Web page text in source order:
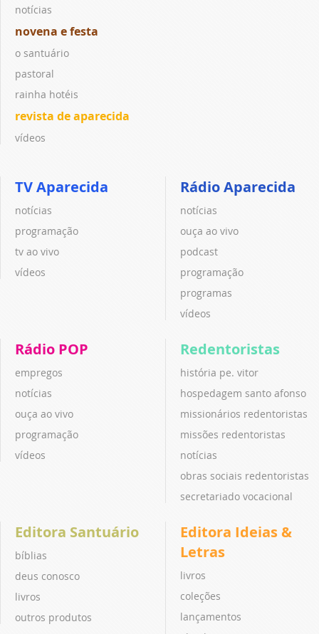
notícias
novena e festa
o santuário
pastoral
rainha hotéis
revista de aparecida
vídeos
TV Aparecida
notícias
programação
tv ao vivo
vídeos
Rádio Aparecida
notícias
ouça ao vivo
podcast
programação
programas
vídeos
Rádio POP
empregos
notícias
ouça ao vivo
programação
vídeos
Redentoristas
história pe. vitor
hospedagem santo afonso
missionários redentoristas
missões redentoristas
notícias
obras sociais redentoristas
secretariado vocacional
Editora Santuário
bíblias
deus conosco
livros
outros produtos
Editora Ideias &
Letras
livros
coleções
lançamentos